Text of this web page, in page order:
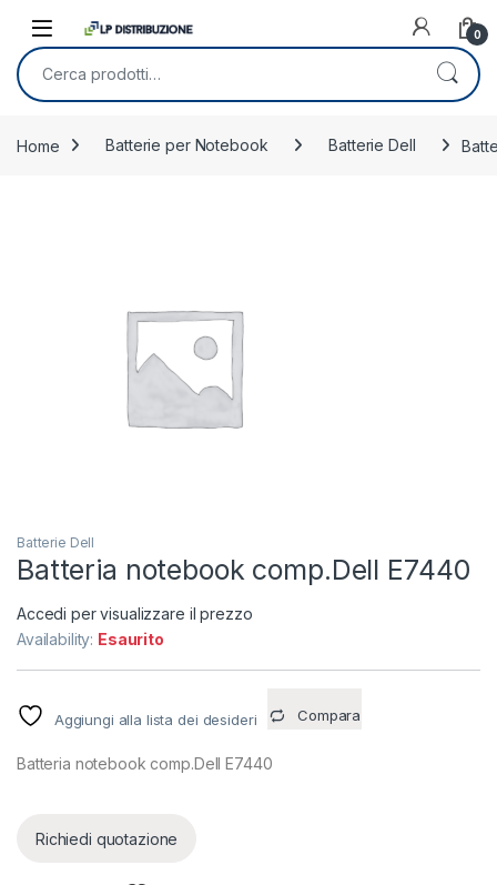
0
Cerca:
Home Batterie per Notebook Batterie Dell
Batterie Dell
Batteria notebook comp.Dell E7440
Accedi per visualizzare il prezzo
Availability: Esaurito
Aggiungi alla lista dei desideri Compara
Batteria notebook comp.Dell E7440
Richiedi quotazione